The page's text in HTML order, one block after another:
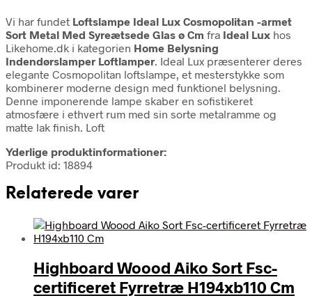
Vi har fundet Loftslampe Ideal Lux Cosmopolitan -armet
Sort Metal Med Syreætsede Glas ø Cm fra Ideal Lux hos
Likehome.dk i kategorien Home Belysning
Indendørslamper Loftlamper. Ideal Lux præsenterer deres
elegante Cosmopolitan loftslampe, et mesterstykke som
kombinerer moderne design med funktionel belysning.
Denne imponerende lampe skaber en sofistikeret
atmosfære i ethvert rum med sin sorte metalramme og
matte lak finish. Loft
Yderlige produktinformationer:
Produkt id: 18894
Relaterede varer
Highboard Woood Aiko Sort Fsc-
certificeret Fyrretræ H194xb110 Cm